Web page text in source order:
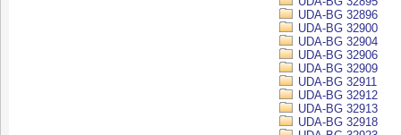
UDA-BG 32896
UDA-BG 32900
UDA-BG 32904
UDA-BG 32906
UDA-BG 32909
UDA-BG 32911
UDA-BG 32912
UDA-BG 32913
UDA-BG 32918